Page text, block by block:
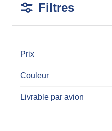
Filtres
Prix
Couleur
Livrable par avion